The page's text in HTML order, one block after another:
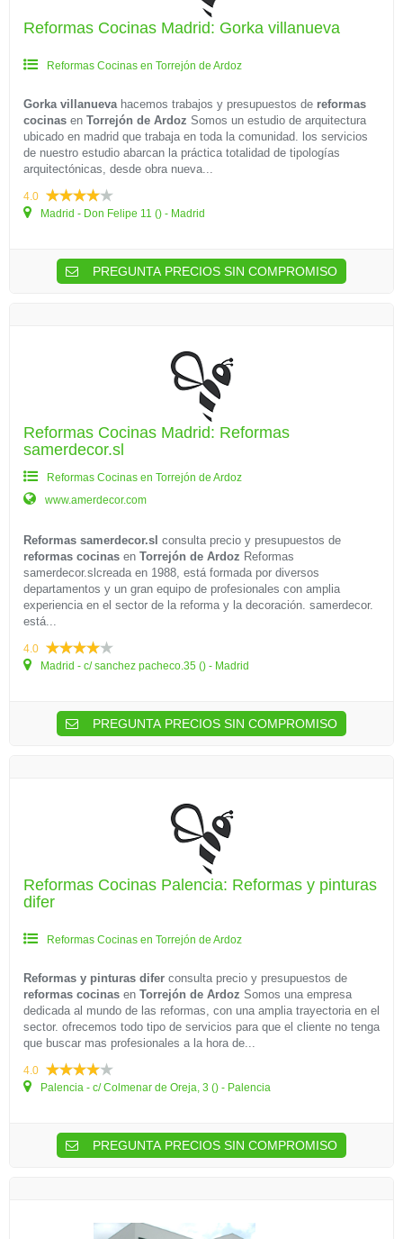
Reformas Cocinas Madrid: Gorka villanueva
Reformas Cocinas en Torrejón de Ardoz
Gorka villanuevahacemos trabajos y presupuestos de reformas
cocinas en Torrejón de Ardoz Somos un estudio de arquitectura
ubicado en madrid que trabaja en toda la comunidad. los servicios
de nuestro estudio abarcan la práctica totalidad de tipologías
arquitectónicas, desde obra nueva...
4.0
Madrid - Don Felipe 11 () - Madrid
PREGUNTA PRECIOS SIN COMPROMISO
Reformas Cocinas Madrid: Reformas
samerdecor.sl
Reformas Cocinas en Torrejón de Ardoz
www.amerdecor.com
Reformas samerdecor.sl consulta precio y presupuestos de
reformas cocinas en Torrejón de Ardoz Reformas
samerdecor.slcreada en 1988, está formada por diversos
departamentos y un gran equipo de profesionales con amplia
experiencia en el sector de la reforma y la decoración. samerdecor.
está...
4.0
Madrid - c/ sanchez pacheco.35 () - Madrid
PREGUNTA PRECIOS SIN COMPROMISO
Reformas Cocinas Palencia: Reformas y pinturas
difer
Reformas Cocinas en Torrejón de Ardoz
Reformas y pinturas difer consulta precio y presupuestos de
reformas cocinas en Torrejón de Ardoz Somos una empresa
dedicada al mundo de las reformas, con una amplia trayectoria en el
sector. ofrecemos todo tipo de servicios para que el cliente no tenga
que buscar mas profesionales a la hora de...
4.0
Palencia - c/ Colmenar de Oreja, 3 () - Palencia
PREGUNTA PRECIOS SIN COMPROMISO